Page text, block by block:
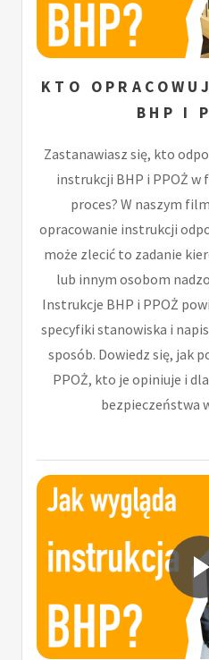
KTO
BHP I
Zastanawiasz się, kto
instrukcji BHP i PPOŻ w
proces? W naszym
opracowanie instrukcji
może zlecić to zadanie
lub innym osobom
Instrukcje BHP i PPOŻ
specyfiki stanowiska i
sposób. Dowiedz się, jak
PPOŻ, kto je opiniuje i
bezpieczeństwa